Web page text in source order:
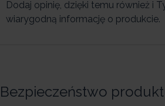
Dodaj opinię, dzięki temu również i
wiarygodną informację o produkcie.
Bezpieczeństwo